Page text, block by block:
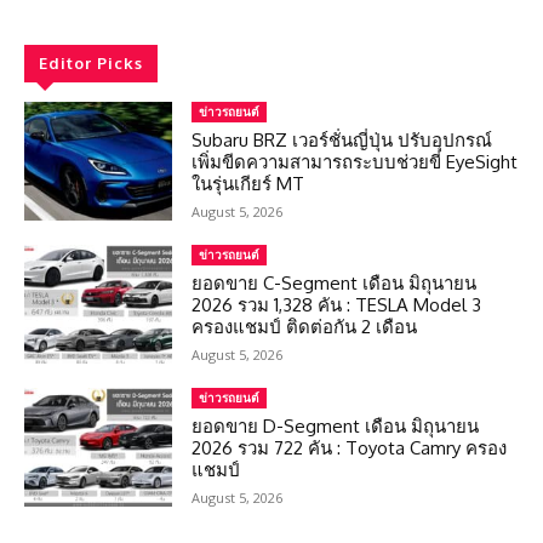
Editor Picks
ข่าวรถยนต์
Subaru BRZ เวอร์ชั่นญี่ปุ่น ปรับอุปกรณ์
เพิ่มขีดความสามารถระบบช่วยขี่ EyeSight
ในรุ่นเกียร์ MT
August 5, 2026
ข่าวรถยนต์
ยอดขาย C-Segment เดือน มิถุนายน
2026 รวม 1,328 คัน : TESLA Model 3
ครองแชมป์ ติดต่อกัน 2 เดือน
August 5, 2026
ข่าวรถยนต์
ยอดขาย D-Segment เดือน มิถุนายน
2026 รวม 722 คัน : Toyota Camry ครอง
แชมป์
August 5, 2026